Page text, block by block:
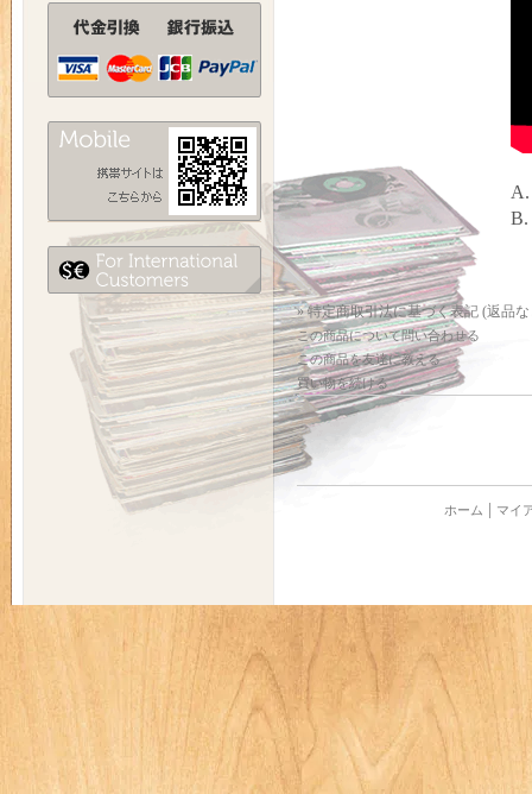
A.
B.
» 特定商取引法に基づく表記 (返品
この商品について問い合わせる
この商品を友達に教える
買い物を続ける
ホーム マイ